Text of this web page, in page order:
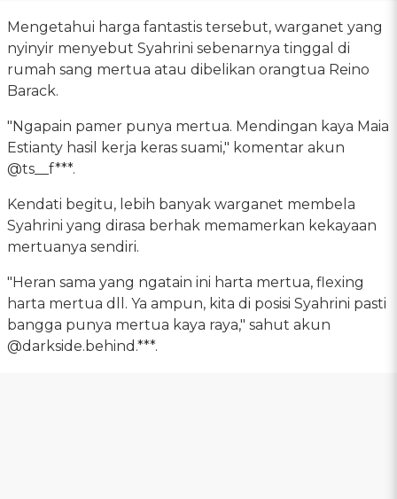
Mengetahui harga fantastis tersebut, warganet yang
nyinyir menyebut Syahrini sebenarnya tinggal di
rumah sang mertua atau dibelikan orangtua Reino
Barack.
"Ngapain pamer punya mertua. Mendingan kaya Maia
Estianty hasil kerja keras suami," komentar akun
@ts__f***.
Kendati begitu, lebih banyak warganet membela
Syahrini yang dirasa berhak memamerkan kekayaan
mertuanya sendiri.
"Heran sama yang ngatain ini harta mertua, flexing
harta mertua dll. Ya ampun, kita di posisi Syahrini pasti
bangga punya mertua kaya raya," sahut akun
@darkside.behind.***.